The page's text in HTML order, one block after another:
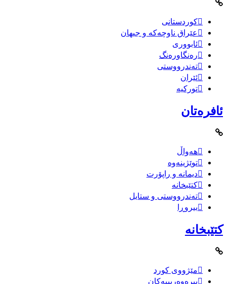
کوردستانی
عێراق ناوچەکە و جیهان
ئابووری
رەنگاورەنگ
تەندرووستی
ئێران
تورکیە
ئافرەتان
هەواڵ
توێژینەوە
دیمانە و راپۆرت
کتێبخانە
تەندرووستی و ستایل
بیروڕا
کتێبخانە
مێژووى کورد
بیرەوەریییەکان